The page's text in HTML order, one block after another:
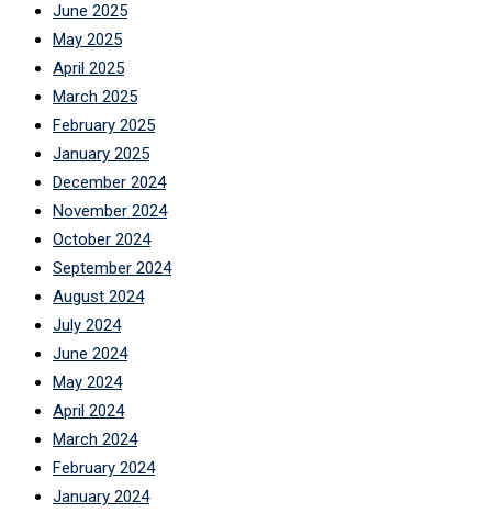
June 2025
May 2025
April 2025
March 2025
February 2025
January 2025
December 2024
November 2024
October 2024
September 2024
August 2024
July 2024
June 2024
May 2024
April 2024
March 2024
February 2024
January 2024